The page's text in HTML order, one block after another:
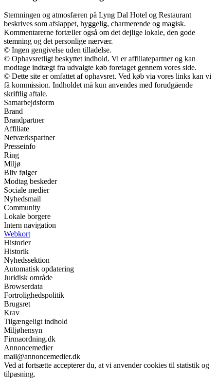
Stemningen og atmosfæren på Lyng Dal Hotel og Restaurant
beskrives som afslappet, hyggelig, charmerende og magisk.
Kommentarerne fortæller også om det dejlige lokale, den gode
stemning og det personlige nærvær.
© Ingen gengivelse uden tilladelse.
© Ophavsretligt beskyttet indhold. Vi er affiliatepartner og kan
modtage indtægt fra udvalgte køb foretaget gennem vores side.
© Dette site er omfattet af ophavsret. Ved køb via vores links kan vi
få kommission. Indholdet må kun anvendes med forudgående
skriftlig aftale.
Samarbejdsform
Brand
Brandpartner
Affiliate
Netværkspartner
Presseinfo
Ring
Miljø
Bliv følger
Modtag beskeder
Sociale medier
Nyhedsmail
Community
Lokale borgere
Intern navigation
Webkort
Historier
Historik
Nyhedssektion
Automatisk opdatering
Juridisk område
Browserdata
Fortrolighedspolitik
Brugsret
Krav
Tilgængeligt indhold
Miljøhensyn
Firmaordning.dk
Annoncemedier
mail@annoncemedier.dk
Ved at fortsætte accepterer du, at vi anvender cookies til statistik og
tilpasning.